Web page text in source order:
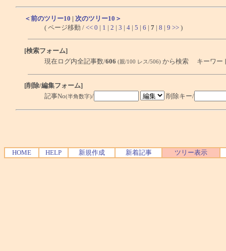
＜前のツリー10 | 次のツリー10＞
( ページ移動 / << 0 | 1 | 2 | 3 | 4 | 5 | 6 | 7 | 8 | 9 >> )
[検索フォーム]
現在ログ内全記事数/606 (親/100 レス/506) から検索 キーワー
[削除/編集フォーム]
記事No(半角数字)/ 削除キー/
HOME HELP 新規作成 新着記事 ツリー表示